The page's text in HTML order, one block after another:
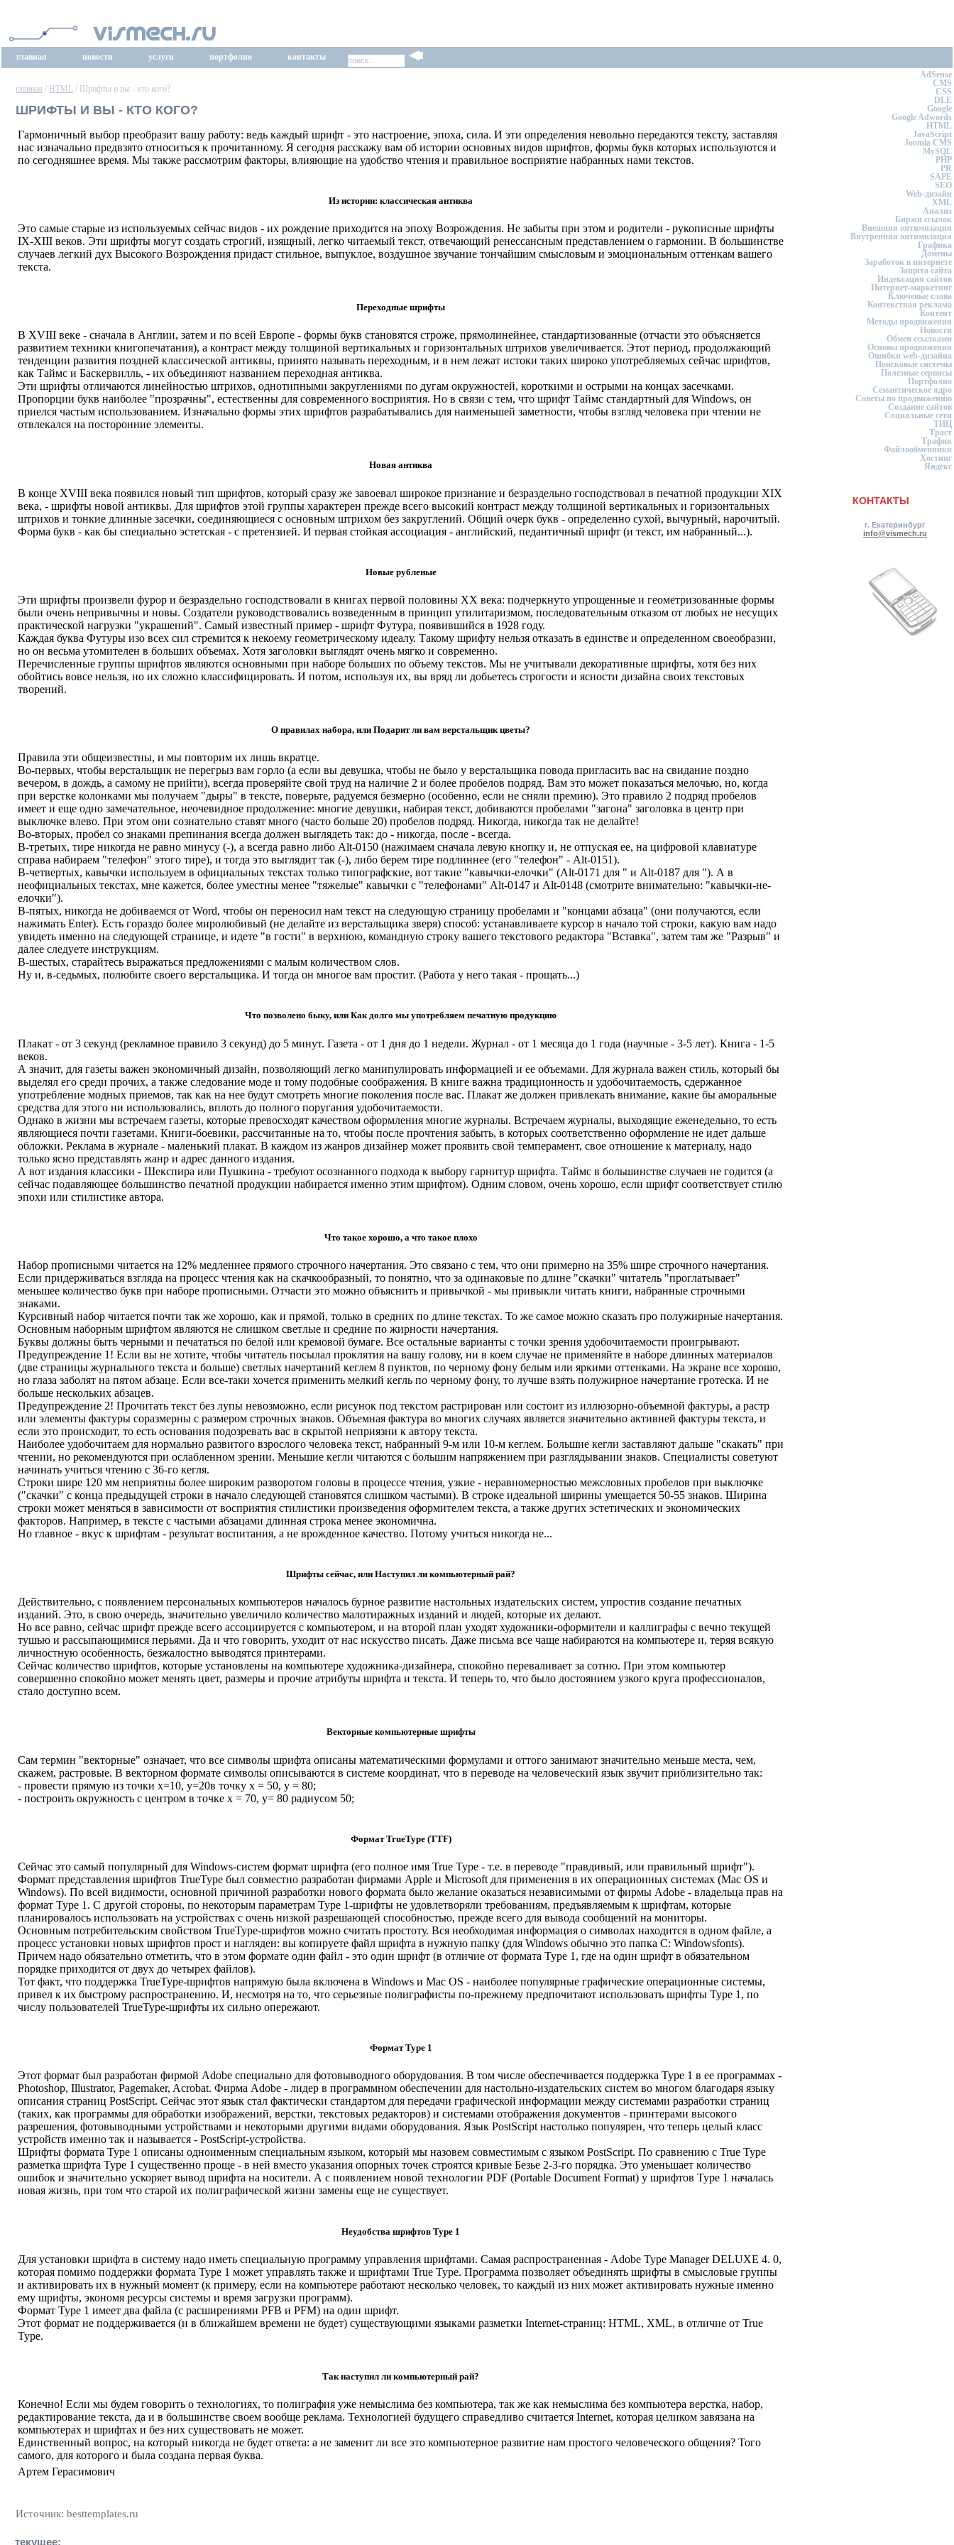
главная новости услуги портфолио контакты
главная / HTML / Шрифты и вы - кто кого?
ШРИФТЫ И ВЫ - КТО КОГО?
Гармоничный выбор преобразит вашу работу: ведь каждый шрифт - это настроение, эпоха, сила. И эти определения невольно передаются тексту, заставляя
нас изначально предвзято относиться к прочитанному. Я сегодня расскажу вам об истории основных видов шрифтов, формы букв которых используются и
по сегодняшнее время. Мы также рассмотрим факторы, влияющие на удобство чтения и правильное восприятие набранных нами текстов.
Из истории: классическая антиква
Это самые старые из используемых сейчас видов - их рождение приходится на эпоху Возрождения. Не забыты при этом и родители - рукописные шрифты
IX-XIII веков. Эти шрифты могут создать строгий, изящный, легко читаемый текст, отвечающий ренессансным представлением о гармонии. В большинстве
случаев легкий дух Высокого Возрождения придаст стильное, выпуклое, воздушное звучание тончайшим смысловым и эмоциональным оттенкам вашего
текста.
Переходные шрифты
В XVIII веке - сначала в Англии, затем и по всей Европе - формы букв становятся строже, прямолинейнее, стандартизованные (отчасти это объясняется
развитием техники книгопечатания), а контраст между толщиной вертикальных и горизонтальных штрихов увеличивается. Этот период, продолжающий
тенденции развития поздней классической антиквы, принято называть переходным, и в нем лежат истоки таких широко употребляемых сейчас шрифтов,
как Таймс и Баскервилль, - их объединяют названием переходная антиква.
Эти шрифты отличаются линейностью штрихов, однотипными закруглениями по дугам окружностей, короткими и острыми на концах засечками.
Пропорции букв наиболее "прозрачны", естественны для современного восприятия. Но в связи с тем, что шрифт Таймс стандартный для Windows, он
приелся частым использованием. Изначально формы этих шрифтов разрабатывались для наименьшей заметности, чтобы взгляд человека при чтении не
отвлекался на посторонние элементы.
Новая антиква
В конце XVIII века появился новый тип шрифтов, который сразу же завоевал широкое признание и безраздельно господствовал в печатной продукции XIX
века, - шрифты новой антиквы. Для шрифтов этой группы характерен прежде всего высокий контраст между толщиной вертикальных и горизонтальных
штрихов и тонкие длинные засечки, соединяющиеся с основным штрихом без закруглений. Общий очерк букв - определенно сухой, вычурный, нарочитый.
Форма букв - как бы специально эстетская - с претензией. И первая стойкая ассоциация - английский, педантичный шрифт (и текст, им набранный...).
Новые рубленые
Эти шрифты произвели фурор и безраздельно господствовали в книгах первой половины ХХ века: подчеркнуто упрощенные и геометризованные формы
были очень непривычны и новы. Создатели руководствовались возведенным в принцип утилитаризмом, последовательным отказом от любых не несущих
практической нагрузки "украшений". Самый известный пример - шрифт Футура, появившийся в 1928 году.
Каждая буква Футуры изо всех сил стремится к некоему геометрическому идеалу. Такому шрифту нельзя отказать в единстве и определенном своеобразии,
но он весьма утомителен в больших объемах. Хотя заголовки выглядят очень мягко и современно.
Перечисленные группы шрифтов являются основными при наборе больших по объему текстов. Мы не учитывали декоративные шрифты, хотя без них
обойтись вовсе нельзя, но их сложно классифицировать. И потом, используя их, вы вряд ли добьетесь строгости и ясности дизайна своих текстовых
творений.
О правилах набора, или Подарит ли вам верстальщик цветы?
Правила эти общеизвестны, и мы повторим их лишь вкратце.
Во-первых, чтобы верстальщик не перегрыз вам горло (а если вы девушка, чтобы не было у верстальщика повода пригласить вас на свидание поздно
вечером, в дождь, а самому не прийти), всегда проверяйте свой труд на наличие 2 и более пробелов подряд. Вам это может показаться мелочью, но, когда
при верстке колонками мы получаем "дыры" в тексте, поверьте, радуемся безмерно (особенно, если не сняли премию). Это правило 2 подряд пробелов
имеет и еще одно замечательное, неочевидное продолжение: многие девушки, набирая текст, добиваются пробелами "загона" заголовка в центр при
выключке влево. При этом они сознательно ставят много (часто больше 20) пробелов подряд. Никогда, никогда так не делайте!
Во-вторых, пробел со знаками препинания всегда должен выглядеть так: до - никогда, после - всегда.
В-третьих, тире никогда не равно минусу (-), а всегда равно либо Alt-0150 (нажимаем сначала левую кнопку и, не отпуская ее, на цифровой клавиатуре
справа набираем "телефон" этого тире), и тогда это выглядит так (-), либо берем тире подлиннее (его "телефон" - Alt-0151).
В-четвертых, кавычки используем в официальных текстах только типографские, вот такие "кавычки-елочки" (Alt-0171 для " и Alt-0187 для "). А в
неофициальных текстах, мне кажется, более уместны менее "тяжелые" кавычки с "телефонами" Alt-0147 и Alt-0148 (смотрите внимательно: "кавычки-не-
елочки").
В-пятых, никогда не добиваемся от Word, чтобы он переносил нам текст на следующую страницу пробелами и "концами абзаца" (они получаются, если
нажимать Enter). Есть гораздо более миролюбивый (не делайте из верстальщика зверя) способ: устанавливаете курсор в начало той строки, какую вам надо
увидеть именно на следующей странице, и идете "в гости" в верхнюю, командную строку вашего текстового редактора "Вставка", затем там же "Разрыв" и
далее следуете инструкциям.
В-шестых, старайтесь выражаться предложениями с малым количеством слов.
Ну и, в-седьмых, полюбите своего верстальщика. И тогда он многое вам простит. (Работа у него такая - прощать...)
Что позволено быку, или Как долго мы употребляем печатную продукцию
Плакат - от 3 секунд (рекламное правило 3 секунд) до 5 минут. Газета - от 1 дня до 1 недели. Журнал - от 1 месяца до 1 года (научные - 3-5 лет). Книга - 1-5
веков.
А значит, для газеты важен экономичный дизайн, позволяющий легко манипулировать информацией и ее объемами. Для журнала важен стиль, который бы
выделял его среди прочих, а также следование моде и тому подобные соображения. В книге важна традиционность и удобочитаемость, сдержанное
употребление модных приемов, так как на нее будут смотреть многие поколения после вас. Плакат же должен привлекать внимание, какие бы аморальные
средства для этого ни использовались, вплоть до полного поругания удобочитаемости.
Однако в жизни мы встречаем газеты, которые превосходят качеством оформления многие журналы. Встречаем журналы, выходящие еженедельно, то есть
являющиеся почти газетами. Книги-боевики, рассчитанные на то, чтобы после прочтения забыть, в которых соответственно оформление не идет дальше
обложки. Реклама в журнале - маленький плакат. В каждом из жанров дизайнер может проявить свой темперамент, свое отношение к материалу, надо
только ясно представлять жанр и адрес данного издания.
А вот издания классики - Шекспира или Пушкина - требуют осознанного подхода к выбору гарнитур шрифта. Таймc в большинстве случаев не годится (а
сейчас подавляющее большинство печатной продукции набирается именно этим шрифтом). Одним словом, очень хорошо, если шрифт соответствует стилю
эпохи или стилистике автора.
Что такое хорошо, а что такое плохо
Набор прописными читается на 12% медленнее прямого строчного начертания. Это связано с тем, что они примерно на 35% шире строчного начертания.
Если придерживаться взгляда на процесс чтения как на скачкообразный, то понятно, что за одинаковые по длине "скачки" читатель "проглатывает"
меньшее количество букв при наборе прописными. Отчасти это можно объяснить и привычкой - мы привыкли читать книги, набранные строчными
знаками.
Курсивный набор читается почти так же хорошо, как и прямой, только в средних по длине текстах. То же самое можно сказать про полужирные начертания.
Основным наборным шрифтом являются не слишком светлые и средние по жирности начертания.
Буквы должны быть черными и печататься по белой или кремовой бумаге. Все остальные варианты с точки зрения удобочитаемости проигрывают.
Предупреждение 1! Если вы не хотите, чтобы читатель посылал проклятия на вашу голову, ни в коем случае не применяйте в наборе длинных материалов
(две страницы журнального текста и больше) светлых начертаний кеглем 8 пунктов, по черному фону белым или яркими оттенками. На экране все хорошо,
но глаза заболят на пятом абзаце. Если все-таки хочется применить мелкий кегль по черному фону, то лучше взять полужирное начертание гротеска. И не
больше нескольких абзацев.
Предупреждение 2! Прочитать текст без лупы невозможно, если рисунок под текстом растрирован или состоит из иллюзорно-объемной фактуры, а растр
или элементы фактуры соразмерны с размером строчных знаков. Объемная фактура во многих случаях является значительно активней фактуры текста, и
если это происходит, то есть основания подозревать вас в скрытой неприязни к автору текста.
Наиболее удобочитаем для нормально развитого взрослого человека текст, набранный 9-м или 10-м кеглем. Большие кегли заставляют дальше "скакать" при
чтении, но рекомендуются при ослабленном зрении. Меньшие кегли читаются с большим напряжением при разглядывании знаков. Специалисты советуют
начинать учиться чтению с 36-го кегля.
Строки шире 120 мм неприятны более широким разворотом головы в процессе чтения, узкие - неравномерностью межсловных пробелов при выключке
("скачки" с конца предыдущей строки в начало следующей становятся слишком частыми). В строке идеальной ширины умещается 50-55 знаков. Ширина
строки может меняться в зависимости от восприятия стилистики произведения оформителем текста, а также других эстетических и экономических
факторов. Например, в тексте с частыми абзацами длинная строка менее экономична.
Но главное - вкус к шрифтам - результат воспитания, а не врожденное качество. Потому учиться никогда не...
Шрифты сейчас, или Наступил ли компьютерный рай?
Действительно, с появлением персональных компьютеров началось бурное развитие настольных издательских систем, упростив создание печатных
изданий. Это, в свою очередь, значительно увеличило количество малотиражных изданий и людей, которые их делают.
Но все равно, сейчас шрифт прежде всего ассоциируется с компьютером, и на второй план уходят художники-оформители и каллиграфы с вечно текущей
тушью и рассыпающимися перьями. Да и что говорить, уходит от нас искусство писать. Даже письма все чаще набираются на компьютере и, теряя всякую
личностную особенность, безжалостно выводятся принтерами.
Сейчас количество шрифтов, которые установлены на компьютере художника-дизайнера, спокойно переваливает за сотню. При этом компьютер
совершенно спокойно может менять цвет, размеры и прочие атрибуты шрифта и текста. И теперь то, что было достоянием узкого круга профессионалов,
стало доступно всем.
Векторные компьютерные шрифты
Сам термин "векторные" означает, что все символы шрифта описаны математическими формулами и оттого занимают значительно меньше места, чем,
скажем, растровые. В векторном формате символы описываются в системе координат, что в переводе на человеческий язык звучит приблизительно так:
- провести прямую из точки х=10, у=20в точку х = 50, у = 80;
- построить окружность с центром в точке х = 70, у= 80 радиусом 50;
Формат TrueType (TTF)
Сейчас это самый популярный для Windows-систем формат шрифта (его полное имя True Type - т.е. в переводе "правдивый, или правильный шрифт").
Формат представления шрифтов TrueType был совместно разработан фирмами Apple и Microsoft для применения в их операционных системах (Mac OS и
Windows). По всей видимости, основной причиной разработки нового формата было желание оказаться независимыми от фирмы Adobe - владельца прав на
формат Type 1. С другой стороны, по некоторым параметрам Type 1-шрифты не удовлетворяли требованиям, предъявляемым к шрифтам, которые
планировалось использовать на устройствах с очень низкой разрешающей способностью, прежде всего для вывода сообщений на мониторы.
Основным потребительским свойством TrueType-шрифтов можно считать простоту. Вся необходимая информация о символах находится в одном файле, а
процесс установки новых шрифтов прост и нагляден: вы копируете файл шрифта в нужную папку (для Windows обычно это папка С: Windowsfonts).
Причем надо обязательно отметить, что в этом формате один файл - это один шрифт (в отличие от формата Type 1, где на один шрифт в обязательном
порядке приходится от двух до четырех файлов).
Тот факт, что поддержка TrueType-шрифтов напрямую была включена в Windows и Mac OS - наиболее популярные графические операционные системы,
привел к их быстрому распространению. И, несмотря на то, что серьезные полиграфисты по-прежнему предпочитают использовать шрифты Type 1, по
числу пользователей TrueType-шрифты их сильно опережают.
Формат Type 1
Этот формат был разработан фирмой Adobe специально для фотовыводного оборудования. В том числе обеспечивается поддержка Type 1 в ее программах -
Photoshop, Illustrator, Pagemaker, Acrobat. Фирма Adobe - лидер в программном обеспечении для настольно-издательских систем во многом благодаря языку
описания страниц PostScript. Сейчас этот язык стал фактически стандартом для передачи графической информации между системами разработки страниц
(таких, как программы для обработки изображений, верстки, текстовых редакторов) и системами отображения документов - принтерами высокого
разрешения, фотовыводными устройствами и некоторыми другими видами оборудования. Язык PostScript настолько популярен, что теперь целый класс
устройств именно так и называется - PostScript-устройства.
Шрифты формата Type 1 описаны одноименным специальным языком, который мы назовем совместимым с языком PostScript. По сравнению с True Type
разметка шрифта Type 1 существенно проще - в ней вместо указания опорных точек строятся кривые Безье 2-3-го порядка. Это уменьшает количество
ошибок и значительно ускоряет вывод шрифта на носители. А с появлением новой технологии PDF (Portable Document Format) у шрифтов Type 1 началась
новая жизнь, при том что старой их полиграфической жизни замены еще не существует.
Неудобства шрифтов Type 1
Для установки шрифта в систему надо иметь специальную программу управления шрифтами. Самая распространенная - Adobe Type Manager DELUXE 4. 0,
которая помимо поддержки формата Type 1 может управлять также и шрифтами True Type. Программа позволяет объединять шрифты в смысловые группы
и активировать их в нужный момент (к примеру, если на компьютере работают несколько человек, то каждый из них может активировать нужные именно
ему шрифты, экономя ресурсы системы и время загрузки программ).
Формат Type 1 имеет два файла (с расширениями PFB и PFM) на один шрифт.
Этот формат не поддерживается (и в ближайшем времени не будет) существующими языками разметки Internet-страниц: HTML, XML, в отличие от True
Type.
Так наступил ли компьютерный рай?
Конечно! Если мы будем говорить о технологиях, то полиграфия уже немыслима без компьютера, так же как немыслима без компьютера верстка, набор,
редактирование текста, да и в большинстве своем вообще реклама. Технологией будущего справедливо считается Internet, которая целиком завязана на
компьютерах и шрифтах и без них существовать не может.
Единственный вопрос, на который никогда не будет ответа: а не заменит ли все это компьютерное развитие нам простого человеческого общения? Того
самого, для которого и была создана первая буква.
Артем Герасимович
Источник: besttemplates.ru
AdSense
CMS
CSS
DLE
Google
Google Adwords
HTML
JavaScript
Joomla CMS
MySQL
PHP
PR
SAPE
SEO
Web-дизайн
XML
Анализ
Биржи ссылок
Внешняя оптимизация
Внутренняя оптимизация
Графика
Домены
Заработок в интернете
Защита сайта
Индексация сайтов
Интернет-маркетинг
Ключевые слова
Контекстная реклама
Контент
Методы продвижения
Новости
Обмен ссылками
Основы продвижения
Ошибки web-дизайна
Поисковые системы
Полезные сервисы
Портфолио
Семантическое ядро
Советы по продвижению
Создание сайтов
Социальные сети
ТИЦ
Траст
Трафик
Файлообменники
Хостинг
Яндекс
КОНТАКТЫ
г. Екатеринбург
info@vismech.ru
текущее: